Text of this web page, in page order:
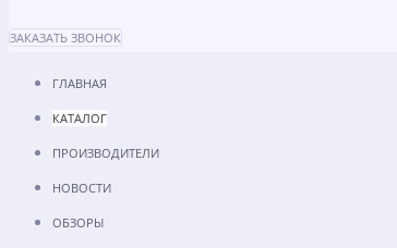
ЗАКАЗАТЬ ЗВОНОК
ГЛАВНАЯ
КАТАЛОГ
ПРОИЗВОДИТЕЛИ
НОВОСТИ
ОБЗОРЫ